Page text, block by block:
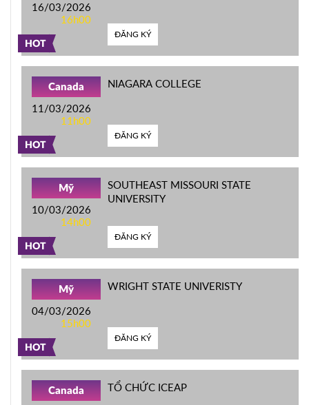
HOT
16/03/2026
16h00
ĐĂNG KÝ
HOT
Canada
11/03/2026
11h00
NIAGARA COLLEGE
ĐĂNG KÝ
HOT
Mỹ
10/03/2026
14h00
SOUTHEAST MISSOURI STATE
UNIVERSITY
ĐĂNG KÝ
HOT
Mỹ
04/03/2026
15h00
WRIGHT STATE UNIVERISTY
ĐĂNG KÝ
Canada TỔ CHỨC ICEAP